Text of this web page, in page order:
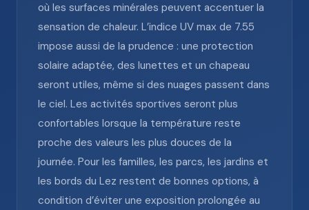
où les surfaces minérales peuvent accentuer la
sensation de chaleur. L’indice UV max de 7.55
impose aussi de la prudence : une protection
solaire adaptée, des lunettes et un chapeau
seront utiles, même si des nuages passent dans
le ciel. Les activités sportives seront plus
confortables lorsque la température reste
proche des valeurs les plus douces de la
journée. Pour les familles, les parcs, les jardins et
les bords du Lez restent de bonnes options, à
condition d’éviter une exposition prolongée au